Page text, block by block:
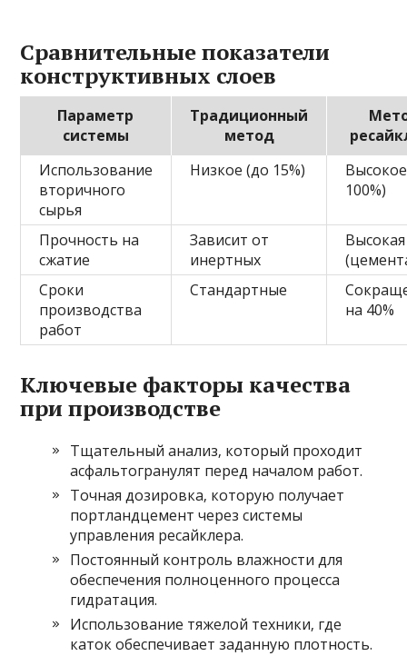
Сравнительные показатели
конструктивных слоев
Параметр
системы
Традиционный
метод
Использование
вторичного
сырья
Низкое (до 15%)
100%)
Прочность на
сжатие
Зависит от
инертных
Высокая
Сроки
производства
работ
Стандартные
на 40%
Ключевые факторы качества
при производстве
Тщательный анализ‚ который проходит
асфальтогранулят перед началом работ.
Точная дозировка‚ которую получает
портландцемент через системы
управления ресайклера.
Постоянный контроль влажности для
обеспечения полноценного процесса
гидратация.
Использование тяжелой техники‚ где
каток обеспечивает заданную плотность.